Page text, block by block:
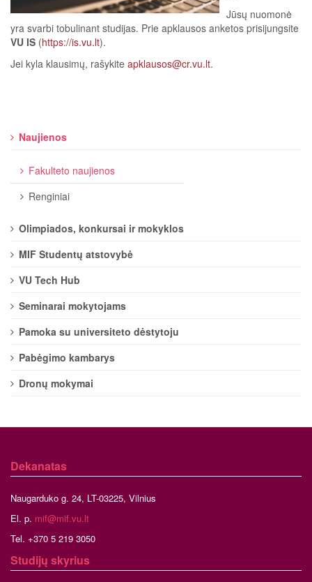
Jūsų nuomonė
yra svarbi tobulinant studijas. Prie apklausos anketos prisijungsite
VU IS (https://is.vu.lt).
Jei kyla klausimų, rašykite apklausos@cr.vu.lt.
Naujienos
Fakulteto naujienos
Renginiai
Olimpiados, konkursai ir mokyklos
MIF Studentų atstovybė
VU Tech Hub
Seminarai mokytojams
Pamoka su universiteto dėstytoju
Pabėgimo kambarys
Dronų mokymai
Dekanatas
Naugarduko g. 24, LT-03225, Vilnius
El. p. mif@mif.vu.lt
Tel. +370 5 219 3050
Studijų skyrius